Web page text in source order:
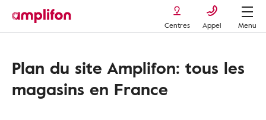
Centres Appel Menu
Plan du site Amplifon: tous les
magasins en France